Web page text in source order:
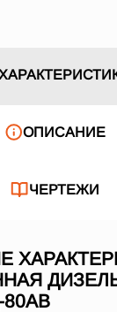
ОПИСАНИЕ
ЧЕРТЕЖИ
80АВ